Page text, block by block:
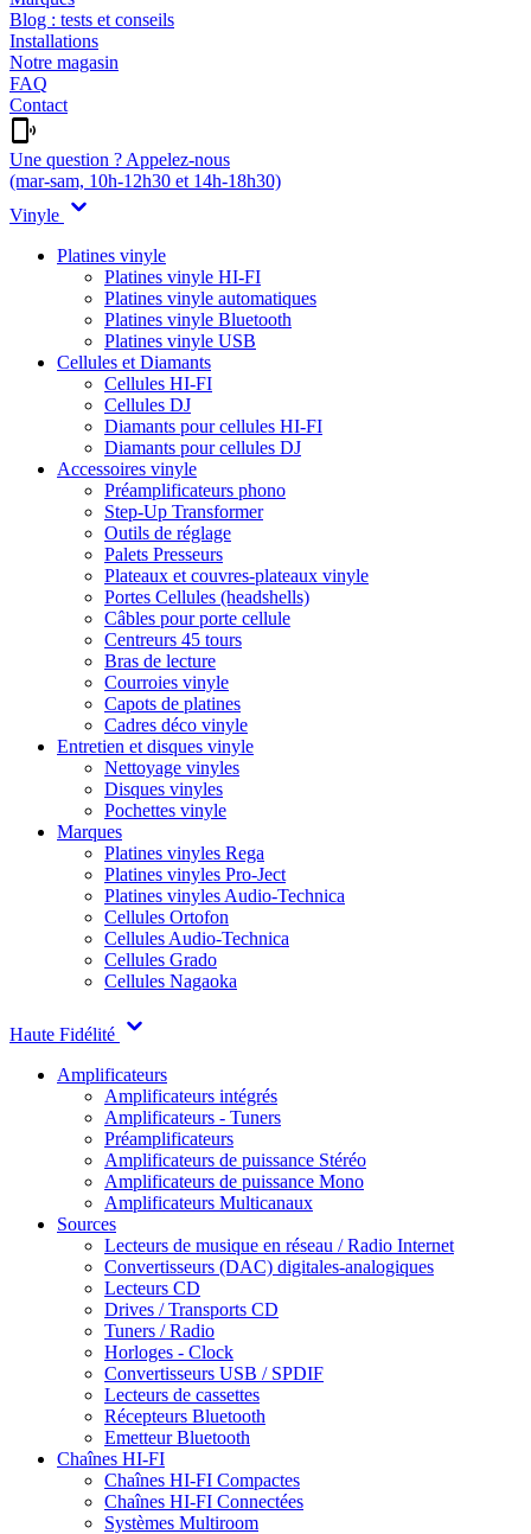
Blog : tests et conseils
Installations
Notre magasin
FAQ
Contact
Une question ? Appelez-nous
(mar-sam, 10h-12h30 et 14h-18h30)
Vinyle
Platines vinyle
Platines vinyle HI-FI
Platines vinyle automatiques
Platines vinyle Bluetooth
Platines vinyle USB
Cellules et Diamants
Cellules HI-FI
Cellules DJ
Diamants pour cellules HI-FI
Diamants pour cellules DJ
Accessoires vinyle
Préamplificateurs phono
Step-Up Transformer
Outils de réglage
Palets Presseurs
Plateaux et couvres-plateaux vinyle
Portes Cellules (headshells)
Câbles pour porte cellule
Centreurs 45 tours
Bras de lecture
Courroies vinyle
Capots de platines
Cadres déco vinyle
Entretien et disques vinyle
Nettoyage vinyles
Disques vinyles
Pochettes vinyle
Marques
Platines vinyles Rega
Platines vinyles Pro-Ject
Platines vinyles Audio-Technica
Cellules Ortofon
Cellules Audio-Technica
Cellules Grado
Cellules Nagaoka
Haute Fidélité
Amplificateurs
Amplificateurs intégrés
Amplificateurs - Tuners
Préamplificateurs
Amplificateurs de puissance Stéréo
Amplificateurs de puissance Mono
Amplificateurs Multicanaux
Sources
Lecteurs de musique en réseau / Radio Internet
Convertisseurs (DAC) digitales-analogiques
Lecteurs CD
Drives / Transports CD
Tuners / Radio
Horloges - Clock
Convertisseurs USB / SPDIF
Lecteurs de cassettes
Récepteurs Bluetooth
Emetteur Bluetooth
Chaînes HI-FI
Chaînes HI-FI Compactes
Chaînes HI-FI Connectées
Systèmes Multiroom